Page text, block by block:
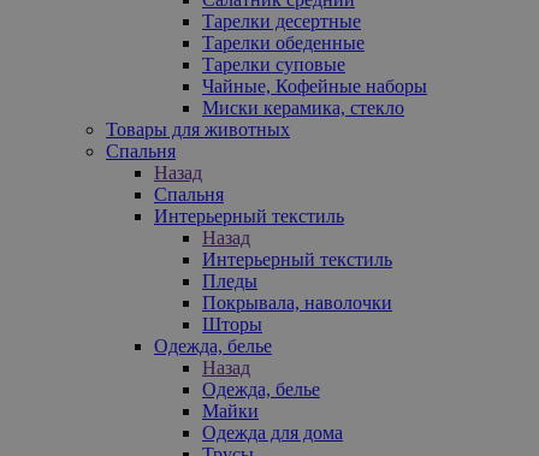
Тарелки десертные
Тарелки обеденные
Тарелки суповые
Чайные, Кофейные наборы
Миски керамика, стекло
Товары для животных
Спальня
Назад
Спальня
Интерьерный текстиль
Назад
Интерьерный текстиль
Пледы
Покрывала, наволочки
Шторы
Одежда, белье
Назад
Одежда, белье
Майки
Одежда для дома